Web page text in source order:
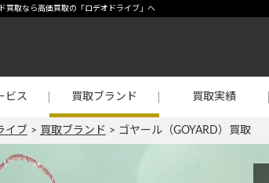
買取なら高価買取の「ロデオドライブ」へ
ビス 買取ブランド
-【買取強化】シャネル
その他買取 買取実績
イブ > 買取ブランド > ゴヤール（GOYARD）買取